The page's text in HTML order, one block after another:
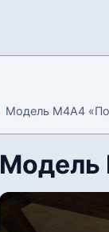
Модель М4А4
Модель